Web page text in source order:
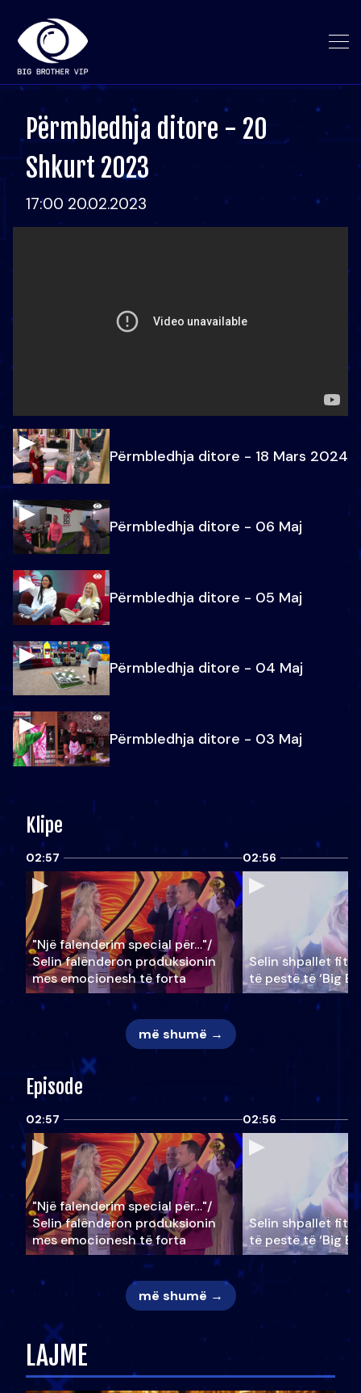
Përmbledhja ditore - 20
Shkurt 2023
17:00 20.02.2023
Përmbledhja ditore - 18 Mars 2024
Përmbledhja ditore - 06 Maj
Përmbledhja ditore - 05 Maj
Përmbledhja ditore - 04 Maj
Përmbledhja ditore - 03 Maj
Klipe
02:57
"Një falenderim special për…"/
Selin falënderon produksionin
mes emocionesh të forta
02:56
Selin shpallet
të pestë të ‘Big
më shumë →
Episode
02:57
"Një falenderim special për…"/
Selin falënderon produksionin
mes emocionesh të forta
02:56
Selin shpallet
të pestë të ‘Big
më shumë →
LAJME